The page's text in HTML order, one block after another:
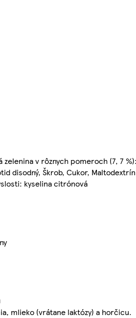
zelenina v rôznych pomeroch (7, 7
disodný, Škrob, Cukor,
kyselina citrónová
mlieko (vrátane laktózy) a horčicu.